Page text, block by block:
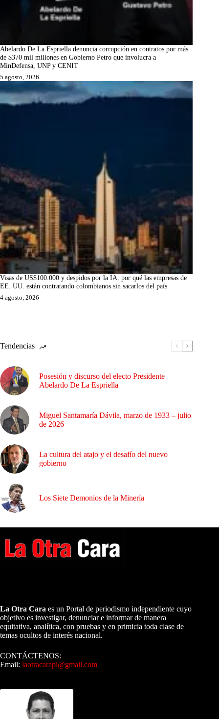
Abelardo De La Espriella denuncia corrupción en contratos por más
de $370 mil millones en Gobierno Petro que involucra a
MinDefensa, UNP y CENIT
5 agosto, 2026
Visas de US$100.000 y despidos por la IA: por qué las empresas de
EE. UU. están contratando colombianos sin sacarlos del país
4 agosto, 2026
Tendencias
Posesión y discurso del electo Presidente
Abelardo De La Espriella
Miguel Santamaría Dávila, marzo de 1933 – julio
de 2026
La cultura del atajo y el desafío del nuevo
gobierno
Los Siete Demonios de la Minería
La Otra Cara es un Portal de periodismo independiente cuyo
objetivo es investigar, denunciar e informar de manera
equitativa, analítica, con pruebas y en primicia toda clase de
temas ocultos de interés nacional.
CONTÁCTENOS:
Email: laotracarapi@gmail.com